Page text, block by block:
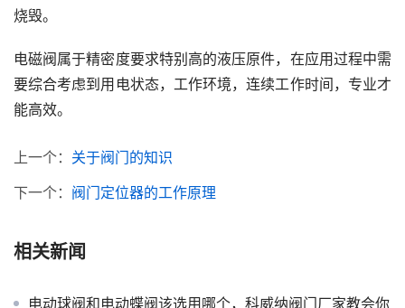
烧毁。
电磁阀属于精密度要求特别高的液压原件，在应用过程中需
要综合考虑到用电状态，工作环境，连续工作时间，专业才
能高效。
上一个： 关于阀门的知识
下一个： 阀门定位器的工作原理
相关新闻
电动球阀和电动蝶阀该选用哪个，科威纳阀门厂家教会你